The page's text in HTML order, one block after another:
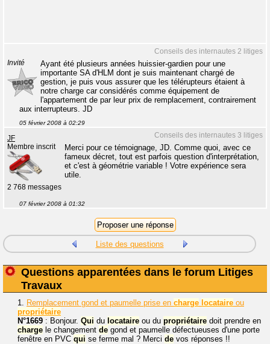
Conseils des internautes 2 litiges
Invité
Ayant été plusieurs années huissier-gardien pour une
importante SA d'HLM dont je suis maintenant chargé de
gestion, je puis vous assurer que les télérupteurs étaient à
notre charge car considérés comme équipement de
l'appartement de par leur prix de remplacement, contrairement
aux interrupteurs. JD
05 février 2008 à 02:29
Conseils des internautes 3 litiges
JF
Membre inscrit
2 768 messages
Merci pour ce témoignage, JD. Comme quoi, avec ce
fameux décret, tout est parfois question d'interprétation,
et c'est à géométrie variable ! Votre expérience sera
utile.
07 février 2008 à 01:32
Liste des questions
Questions apparentées dans le forum Litiges
Travaux
1. Remplacement gond et paumelle prise en charge locataire ou
propriétaire
N°1669 : Bonjour. Qui du locataire ou du propriétaire doit prendre en
charge le changement de gond et paumelle défectueuses d'une porte
fenêtre en PVC qui se ferme mal ? Merci de vos réponses !!